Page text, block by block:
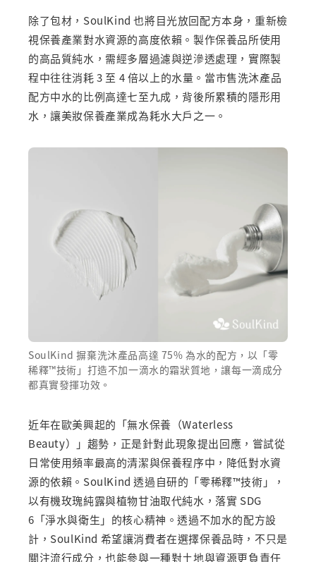
除了包材，SoulKind 也將目光放回配方本身，重新檢
視保養產業對水資源的高度依賴。製作保養品所使用
的高品質純水，需經多層過濾與逆滲透處理，實際製
程中往往消耗 3 至 4 倍以上的水量。當市售洗沐產品
配方中水的比例高達七至九成，背後所累積的隱形用
水，讓美妝保養產業成為耗水大戶之一。
SoulKind 摒棄洗沐產品高達 75% 為水的配方，以「零
稀釋™技術」打造不加一滴水的霜狀質地，讓每一滴成分
都真實發揮功效。
近年在歐美興起的「無水保養（Waterless
Beauty）」趨勢，正是針對此現象提出回應，嘗試從
日常使用頻率最高的清潔與保養程序中，降低對水資
源的依賴。SoulKind 透過自研的「零稀釋™技術」，
以有機玫瑰純露與植物甘油取代純水，落實 SDG
6「淨水與衛生」的核心精神。透過不加水的配方設
計，SoulKind 希望讓消費者在選擇保養品時，不只是
關注流行成分，也能參與一種對土地與資源更負責任